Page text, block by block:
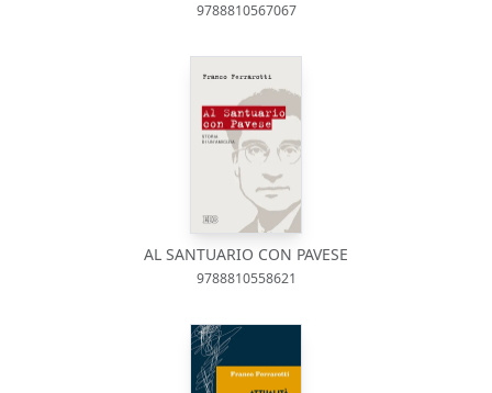
9788810567067
AL SANTUARIO CON PAVESE
9788810558621